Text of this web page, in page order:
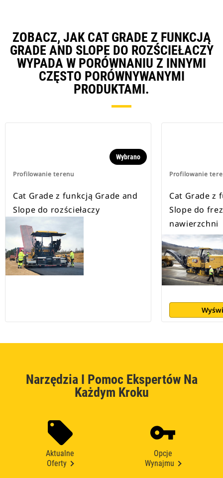
ZOBACZ, JAK CAT GRADE Z FUNKCJĄ
GRADE AND SLOPE DO ROZŚCIEŁACZY
WYPADA W PORÓWNANIU Z INNYMI
CZĘSTO PORÓWNYWANYMI
PRODUKTAMI.
Profilowanie terenu
Wybrano
Cat Grade z funkcją Grade and
Slope do rozściełaczy
Profilowanie
Cat Grade z
Slope do
nawierzchni
Narzędzia I Pomoc Ekspertów Na
Każdym Kroku
Aktualne
Oferty
Opcje
Wynajmu